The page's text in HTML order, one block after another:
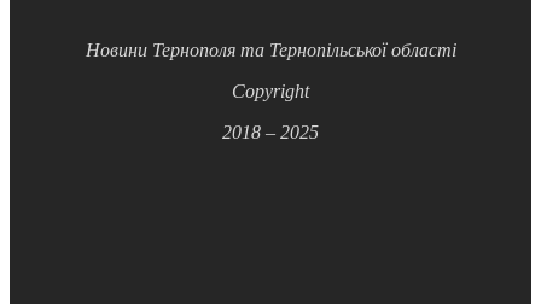
Новини Тернополя та Тернопільської області
Copyright
2018 – 2025